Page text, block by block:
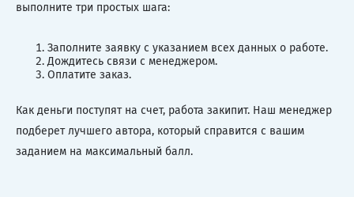
выполните три простых шага:
Заполните заявку с указанием всех данных о работе.
Дождитесь связи с менеджером.
Оплатите заказ.
Как деньги поступят на счет, работа закипит. Наш менеджер
подберет лучшего автора, который справится с вашим
заданием на максимальный балл.